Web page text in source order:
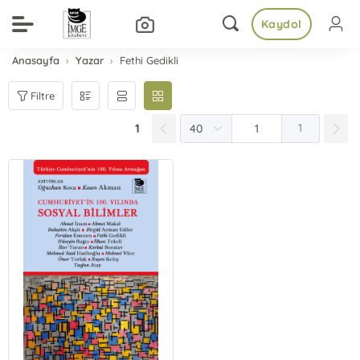
Kaydol
Anasayfa Yazar Fethi Gedikli
Filtre
1 1